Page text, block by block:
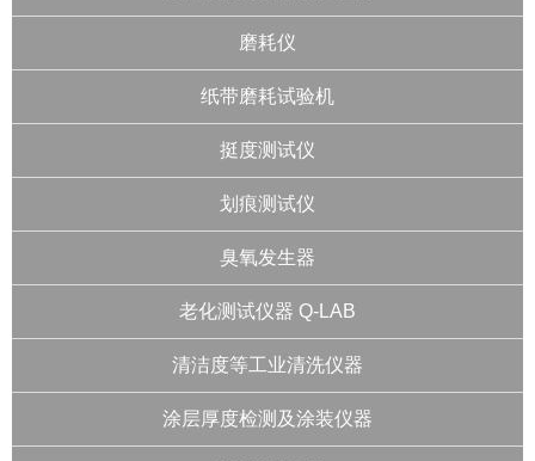
磨耗仪
纸带磨耗试验机
挺度测试仪
划痕测试仪
臭氧发生器
老化测试仪器 Q-LAB
清洁度等工业清洗仪器
涂层厚度检测及涂装仪器